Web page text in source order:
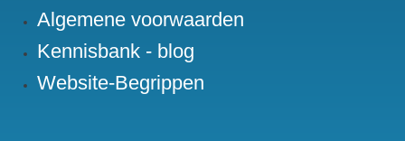
Algemene voorwaarden
Kennisbank - blog
Website-Begrippen